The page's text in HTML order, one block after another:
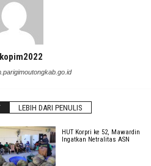
LEBIH DARI PENULIS
HUT Korpri ke 52, Mawardin
Ingatkan Netralitas ASN